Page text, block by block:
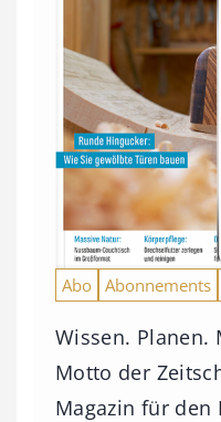
Abo Abonnements
Wissen. Planen.
Motto der
Magazin für den